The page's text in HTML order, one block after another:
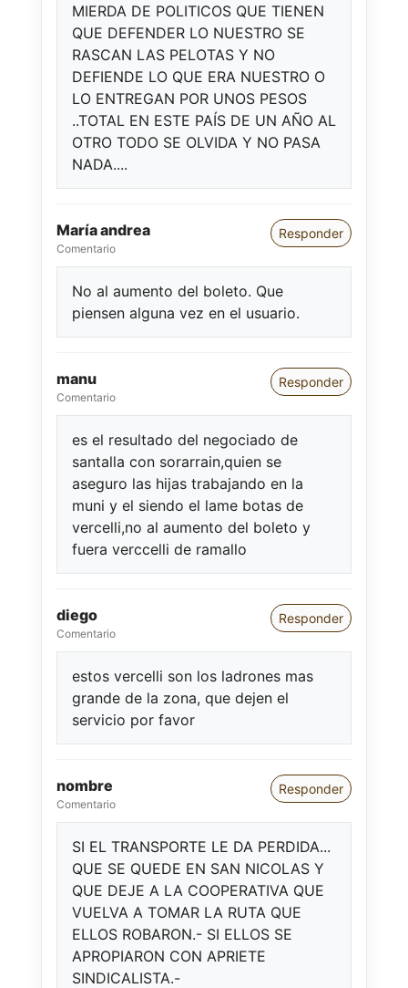
MIERDA DE POLITICOS QUE TIENEN
QUE DEFENDER LO NUESTRO SE
RASCAN LAS PELOTAS Y NO
DEFIENDE LO QUE ERA NUESTRO O
LO ENTREGAN POR UNOS PESOS
..TOTAL EN ESTE PAÍS DE UN AÑO AL
OTRO TODO SE OLVIDA Y NO PASA
NADA....
María andrea
Comentario
Responder
No al aumento del boleto. Que
piensen alguna vez en el usuario.
manu
Comentario
Responder
es el resultado del negociado de
santalla con sorarrain,quien se
aseguro las hijas trabajando en la
muni y el siendo el lame botas de
vercelli,no al aumento del boleto y
fuera verccelli de ramallo
diego
Comentario
Responder
estos vercelli son los ladrones mas
grande de la zona, que dejen el
servicio por favor
nombre
Comentario
Responder
SI EL TRANSPORTE LE DA PERDIDA...
QUE SE QUEDE EN SAN NICOLAS Y
QUE DEJE A LA COOPERATIVA QUE
VUELVA A TOMAR LA RUTA QUE
ELLOS ROBARON.- SI ELLOS SE
APROPIARON CON APRIETE
SINDICALISTA.-